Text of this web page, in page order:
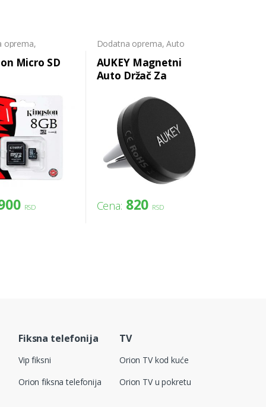
oprema,
kartice
Micro SD
RSD
Dodatna oprema,Auto
AUKEY Magnetni
Auto Držač Za
Cena: 820 RSD
Fiksna telefonija
Vip fiksni
Orion fiksna telefonija
TV
Orion TV kod kuće
Orion TV u pokretu